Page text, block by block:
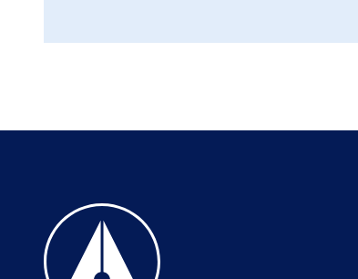
Til forsiden